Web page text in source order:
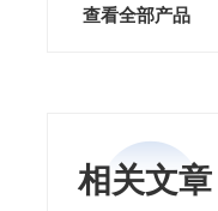
查看全部产品
相关文章